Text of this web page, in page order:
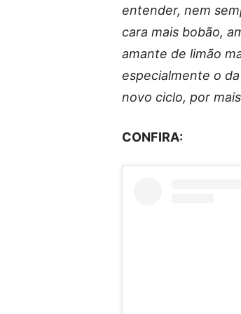
entender, nem
cara mais bobão,
amante de limão
especialmente o
novo ciclo, por
CONFIRA: